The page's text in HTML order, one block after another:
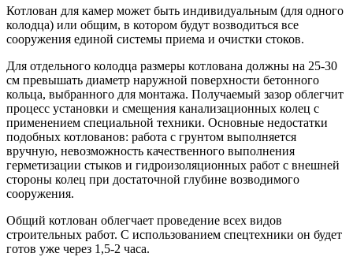
Котлован для камер может быть индивидуальным (для одного
колодца) или общим, в котором будут возводиться все
сооружения единой системы приема и очистки стоков.
Для отдельного колодца размеры котлована должны на 25-30
см превышать диаметр наружной поверхности бетонного
кольца, выбранного для монтажа. Получаемый зазор облегчит
процесс установки и смещения канализационных колец с
применением специальной техники. Основные недостатки
подобных котлованов: работа с грунтом выполняется
вручную, невозможность качественного выполнения
герметизации стыков и гидроизоляционных работ с внешней
стороны колец при достаточной глубине возводимого
сооружения.
Общий котлован облегчает проведение всех видов
строительных работ. С использованием спецтехники он будет
готов уже через 1,5-2 часа.